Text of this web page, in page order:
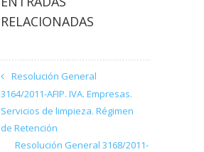
RELACIONADAS
Resolución General
3164/2011-AFIP. IVA. Empresas.
Servicios de limpieza. Régimen
de Retención
Resolución General 3168/2011-